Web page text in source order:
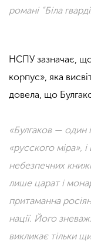
романі “Біла
НСПУ зазначає, що
корпус», яка
довела, що
«Булгаков — один
«русского міра»,
небезпечних
лише царат і
притаманна
нації. Його
викликає тільки